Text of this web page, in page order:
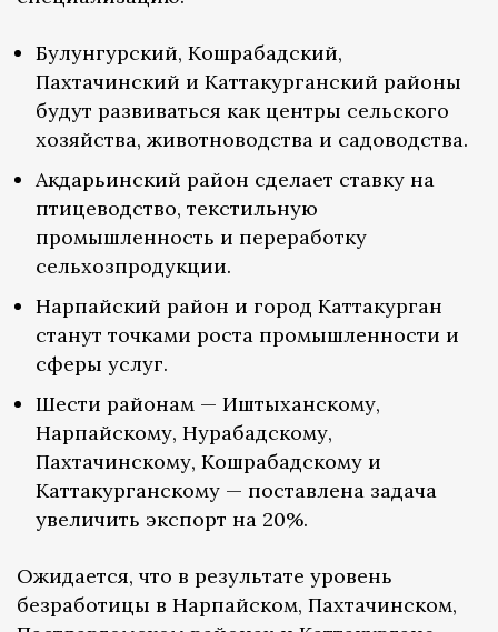
Булунгурский, Кошрабадский,
Пахтачинский и Каттакурганский районы
будут развиваться как центры сельского
хозяйства, животноводства и садоводства.
Акдарьинский район сделает ставку на
птицеводство, текстильную
промышленность и переработку
сельхозпродукции.
Нарпайский район и город Каттакурган
станут точками роста промышленности и
сферы услуг.
Шести районам — Иштыханскому,
Нарпайскому, Нурабадскому,
Пахтачинскому, Кошрабадскому и
Каттакурганскому — поставлена задача
увеличить экспорт на 20%.
Ожидается, что в результате уровень
безработицы в Нарпайском, Пахтачинском,